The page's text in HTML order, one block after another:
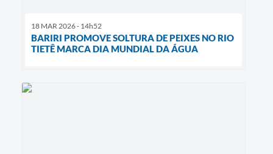
18 MAR 2026 - 14h52
BARIRI PROMOVE SOLTURA DE PEIXES NO RIO
TIETÊ MARCA DIA MUNDIAL DA ÁGUA